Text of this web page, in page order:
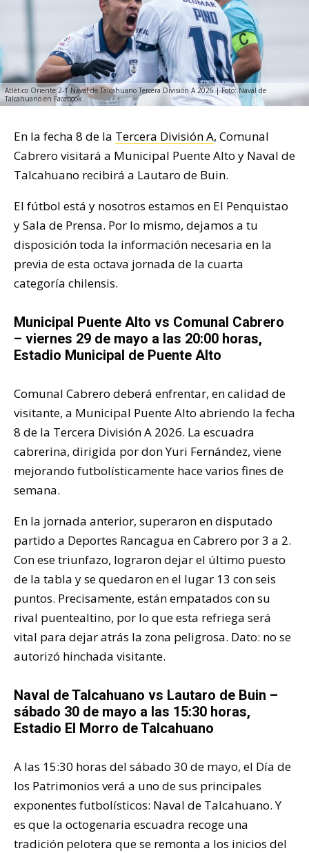
Atlético Oriente 2-1 Naval de Talcahuano Tercera División A 2026 | Foto: Naval de
Talcahuano en Facebook
En la fecha 8 de la Tercera División A, Comunal
Cabrero visitará a Municipal Puente Alto y Naval de
Talcahuano recibirá a Lautaro de Buin.
El fútbol está y nosotros estamos en El Penquistao
y Sala de Prensa. Por lo mismo, dejamos a tu
disposición toda la información necesaria en la
previa de esta octava jornada de la cuarta
categoría chilensis.
Municipal Puente Alto vs Comunal Cabrero
– viernes 29 de mayo a las 20:00 horas,
Estadio Municipal de Puente Alto
Comunal Cabrero deberá enfrentar, en calidad de
visitante, a Municipal Puente Alto abriendo la fecha
8 de la Tercera División A 2026. La escuadra
cabrerina, dirigida por don Yuri Fernández, viene
mejorando futbolísticamente hace varios fines de
semana.
En la jornada anterior, superaron en disputado
partido a Deportes Rancagua en Cabrero por 3 a 2.
Con ese triunfazo, lograron dejar el último puesto
de la tabla y se quedaron en el lugar 13 con seis
puntos. Precisamente, están empatados con su
rival puentealtino, por lo que esta refriega será
vital para dejar atrás la zona peligrosa. Dato: no se
autorizó hinchada visitante.
Naval de Talcahuano vs Lautaro de Buin –
sábado 30 de mayo a las 15:30 horas,
Estadio El Morro de Talcahuano
A las 15:30 horas del sábado 30 de mayo, el Día de
los Patrimonios verá a uno de sus principales
exponentes futbolísticos: Naval de Talcahuano. Y
es que la octogenaria escuadra recoge una
tradición pelotera que se remonta a los inicios del